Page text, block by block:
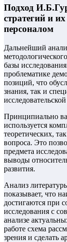
Подход
стратегий и
персоналом
Дальнейший
базы
проблематике
позиций, что
знания, так и
Принципиально
используется
теоретических,
вопроса. Это
предмета
выводы
развития.
Анализ
показывает, что
достигаются при
исследования с
анализе
работе схема
зрения и сделать